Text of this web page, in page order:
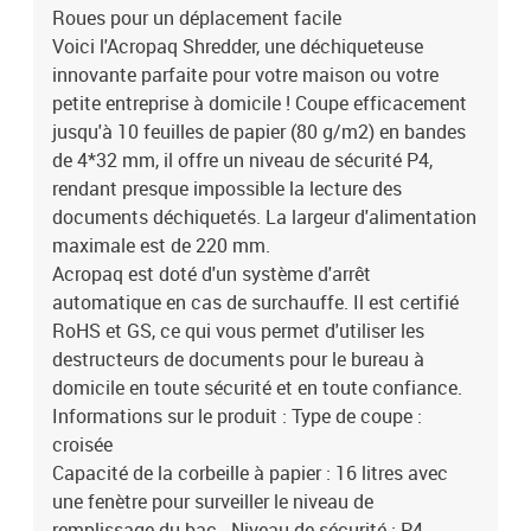
Roues pour un déplacement facile
Voici l'Acropaq Shredder, une déchiqueteuse
innovante parfaite pour votre maison ou votre
petite entreprise à domicile ! Coupe efficacement
jusqu'à 10 feuilles de papier (80 g/m2) en bandes
de 4*32 mm, il offre un niveau de sécurité P4,
rendant presque impossible la lecture des
documents déchiquetés. La largeur d'alimentation
maximale est de 220 mm.
Acropaq est doté d'un système d'arrêt
automatique en cas de surchauffe. Il est certifié
RoHS et GS, ce qui vous permet d'utiliser les
destructeurs de documents pour le bureau à
domicile en toute sécurité et en toute confiance.
Informations sur le produit : Type de coupe :
croisée
Capacité de la corbeille à papier : 16 litres avec
une fenètre pour surveiller le niveau de